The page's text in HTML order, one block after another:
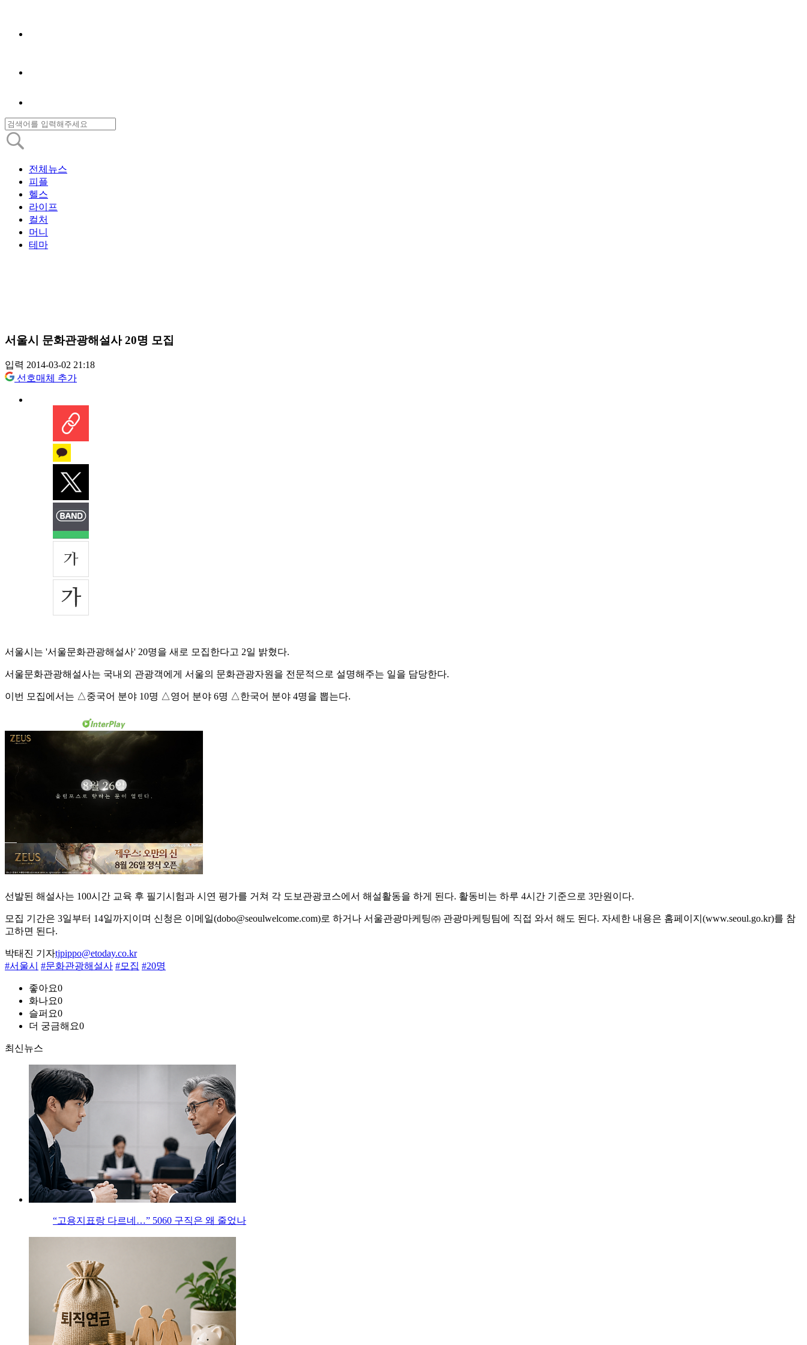
전체뉴스
피플
헬스
라이프
컬처
머니
테마
서울시 문화관광해설사 20명 모집
입력 2014-03-02 21:18
선호매체 추가
서울시는 '서울문화관광해설사' 20명을 새로 모집한다고 2일 밝혔다.
서울문화관광해설사는 국내외 관광객에게 서울의 문화관광자원을 전문적으로 설명해주는 일을 담당한다.
이번 모집에서는 △중국어 분야 10명 △영어 분야 6명 △한국어 분야 4명을 뽑는다.
선발된 해설사는 100시간 교육 후 필기시험과 시연 평가를 거쳐 각 도보관광코스에서 해설활동을 하게 된다. 활동비는 하루 4시간 기준으로 3만원이다.
모집 기간은 3일부터 14일까지이며 신청은 이메일(dobo@seoulwelcome.com)로 하거나 서울관광마케팅㈜ 관광마케팅팀에 직접 와서 해도 된다. 자세한 내용은 홈페이지(www.seoul.go.kr)를 참
고하면 된다.
박태진 기자tjpippo@etoday.co.kr
#서울시 #문화관광해설사 #모집 #20명
좋아요0
화나요0
슬퍼요0
더 궁금해요0
최신뉴스
“고용지표랑 다르네…” 5060 구직은 왜 줄었나